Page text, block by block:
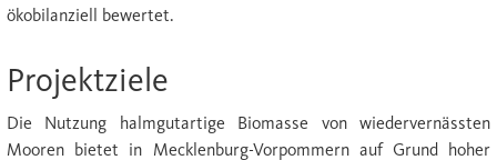
ökobilanziell bewertet.
Projektziele
Die Nutzung halmgutartige Biomasse von wiedervernässten
Mooren bietet in Mecklenburg-Vorpommern auf Grund hoher